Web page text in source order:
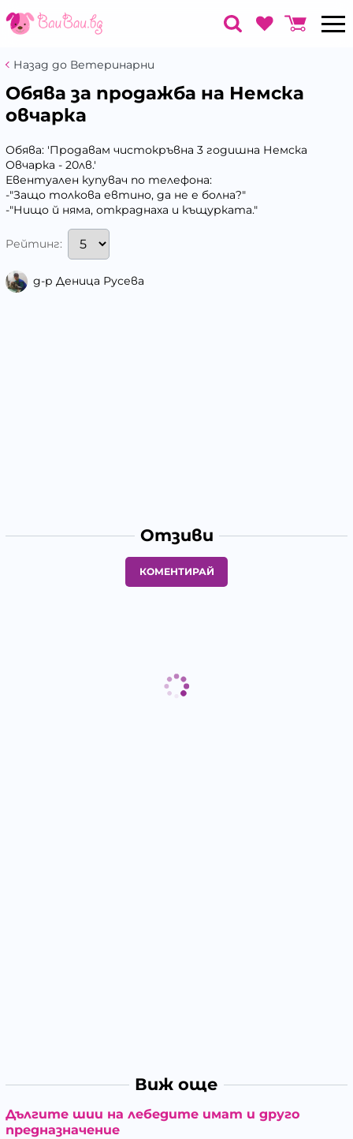
Назад до Ветеринарни
Обява за продажба на Немска
овчарка
Обява: 'Продавам чистокръвна 3 годишна Немска
Овчарка - 20лв.'
Евентуален купувач по телефона:
-"Защо толкова евтино, да не е болна?"
-"Нищо й няма, откраднаха и къщурката."
Рейтинг:
д-р Деница Русева
Отзиви
КОМЕНТИРАЙ
Виж още
Дългите шии на лебедите имат и друго
предназначение